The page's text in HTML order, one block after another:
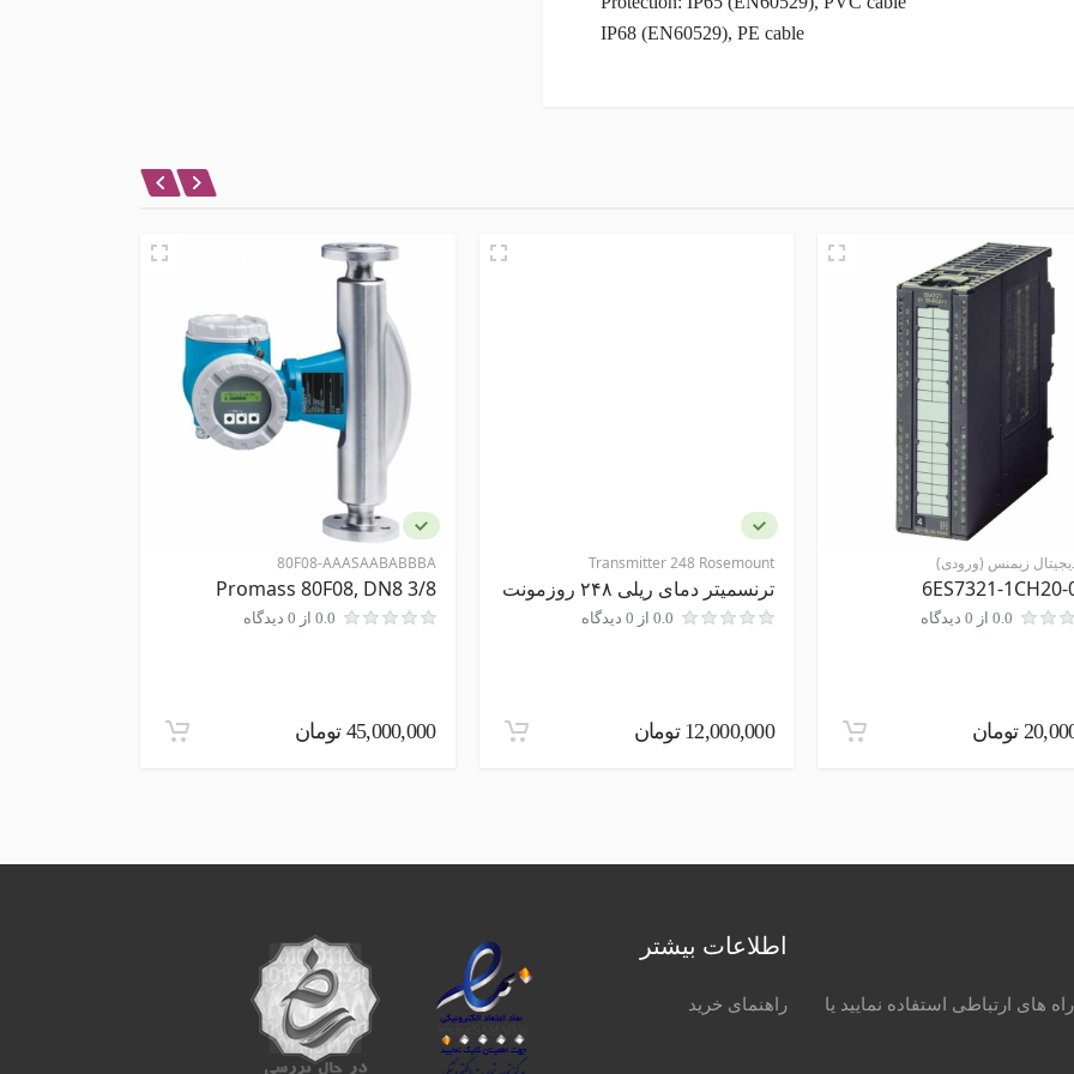
IP68 (EN60529), PE cable
نام و نام خانوادگی
زیمنس (ورودی)
6ES7321-1CH20-
0.0 از 0 دیدگاه
تومان
Transmitter 248 Rosemount
ترنسمیتر دمای ریلی ۲۴۸ روزمونت
0.0 از 0 دیدگاه
12,000,000 تومان
80F08-AAASAABABBBA
Promass 80F08, DN8 3/8
0.0 از 0 دیدگاه
45,000,000 تومان
های ارتباطی استفاده نمایید یا
اطلاعات بیشتر
راهنمای خرید